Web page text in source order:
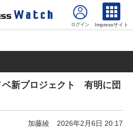
Impressサイト
ベ新プロジェクト 有明に団
加藤綾 2026年2月6日 20:17